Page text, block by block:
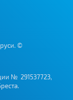
©
№ 291537723,